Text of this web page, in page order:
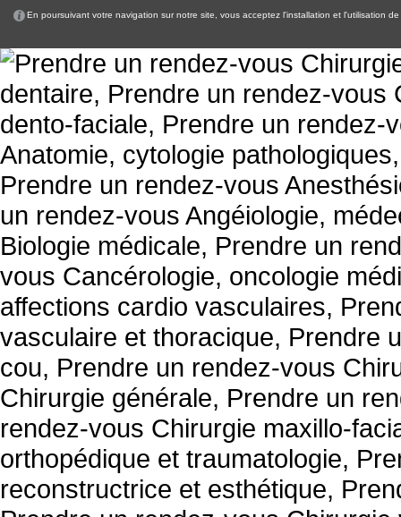
En poursuivant votre navigation sur notre site, vous acceptez l'installation et l'utilisation